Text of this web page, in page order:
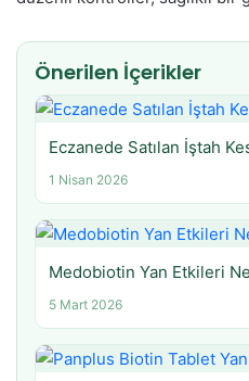
Önerilen İçerikler
Eczanede Satılan İştah
1 Nisan 2026
Medobiotin Yan Etkileri
5 Mart 2026